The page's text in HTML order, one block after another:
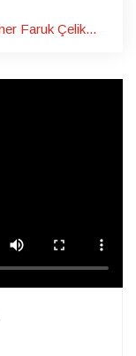
Faruk Çelik...